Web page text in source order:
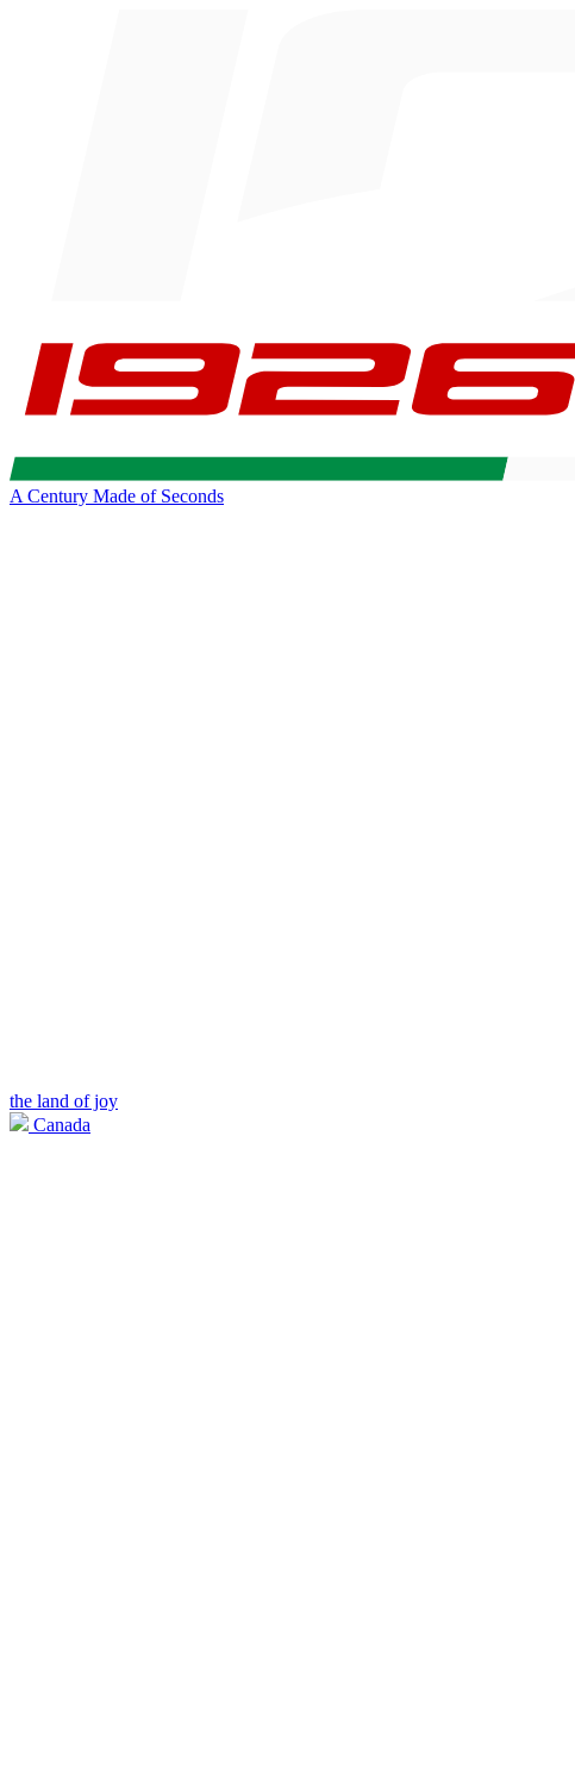
A Century Made of Seconds
the land of joy
Canada